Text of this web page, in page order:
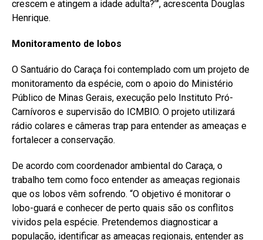
crescem e atingem a idade adulta?’”, acrescenta Douglas
Henrique.
Monitoramento de lobos
O Santuário do Caraça foi contemplado com um projeto de
monitoramento da espécie, com o apoio do Ministério
Público de Minas Gerais, execução pelo Instituto Pró-
Carnívoros e supervisão do ICMBIO. O projeto utilizará
rádio colares e câmeras trap para entender as ameaças e
fortalecer a conservação.
De acordo com coordenador ambiental do Caraça, o
trabalho tem como foco entender as ameaças regionais
que os lobos vêm sofrendo. “O objetivo é monitorar o
lobo-guará e conhecer de perto quais são os conflitos
vividos pela espécie. Pretendemos diagnosticar a
população, identificar as ameaças regionais, entender as